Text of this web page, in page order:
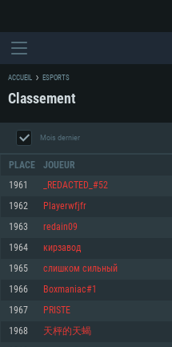
CONFIGURATION
Minimum
OS: Windows 10 (64 bit)
Minimum
OS: Mac OS Big Sur 11.0 ou plus
Minimum
OS: Les configurations Linux 64
ACCUEIL ESPORTS
Classement
Mois dernier
PLACE JOUEUR
1961 _REDACTED_#52
1962 Playerwfjfr
1963 redain09
1964 кирзавод
1965 слишком сильный
1966 Boxmaniac#1
1967 PRISTE
1968 天枰的天蝎